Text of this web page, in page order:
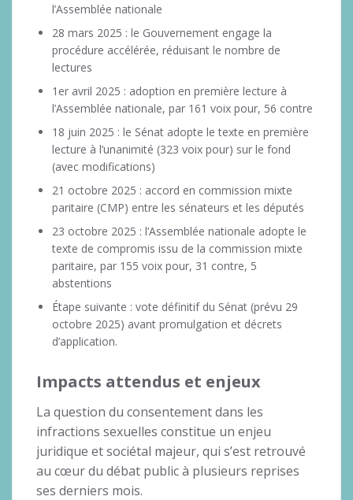
l’Assemblée nationale
28 mars 2025 : le Gouvernement engage la
procédure accélérée, réduisant le nombre de
lectures
1er avril 2025 : adoption en première lecture à
l’Assemblée nationale, par 161 voix pour, 56 contre
18 juin 2025 : le Sénat adopte le texte en première
lecture à l’unanimité (323 voix pour) sur le fond
(avec modifications)
21 octobre 2025 : accord en commission mixte
paritaire (CMP) entre les sénateurs et les députés
23 octobre 2025 : l’Assemblée nationale adopte le
texte de compromis issu de la commission mixte
paritaire, par 155 voix pour, 31 contre, 5
abstentions
Étape suivante : vote définitif du Sénat (prévu 29
octobre 2025) avant promulgation et décrets
d’application.
Impacts attendus et enjeux
La question du consentement dans les
infractions sexuelles constitue un enjeu
juridique et sociétal majeur, qui s’est retrouvé
au cœur du débat public à plusieurs reprises
ses derniers mois.